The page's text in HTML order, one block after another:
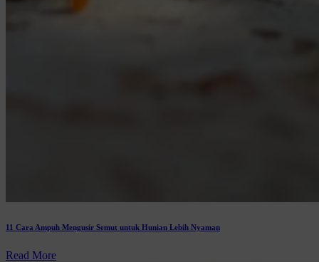
11 Cara Ampuh Mengusir Semut untuk Hunian Lebih Nyaman
Read More